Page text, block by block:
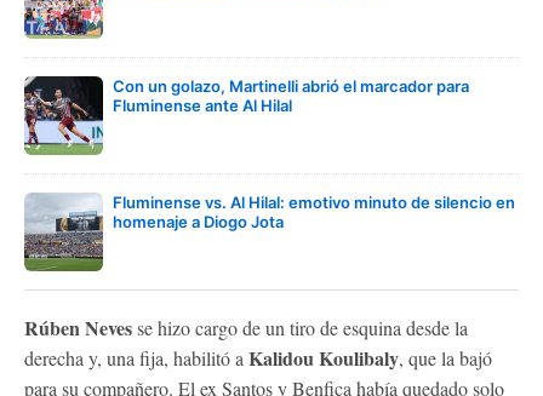
Con un golazo, Martinelli abrió el marcador para
Fluminense ante Al Hilal
Fluminense vs. Al Hilal: emotivo minuto de silencio en
homenaje a Diogo Jota
Rúben Nevesse hizo cargo de un tiro de esquina desde la
derecha y, una fija, habilitó a Kalidou Koulibaly, que la bajó
para su compañero. El ex Santos y Benfica había quedado solo